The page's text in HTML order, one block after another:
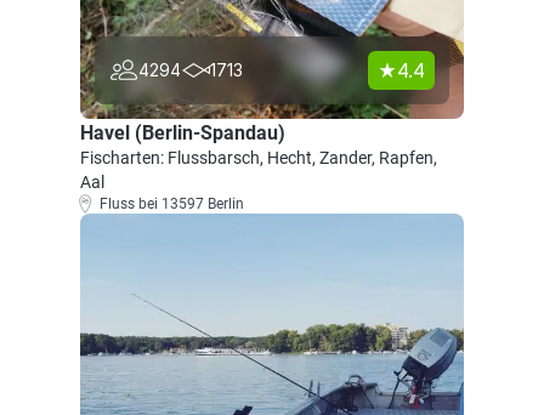
4294 1713 4.4
Havel (Berlin-Spandau)
Fischarten: Flussbarsch, Hecht, Zander, Rapfen,
Aal
Fluss bei 13597 Berlin